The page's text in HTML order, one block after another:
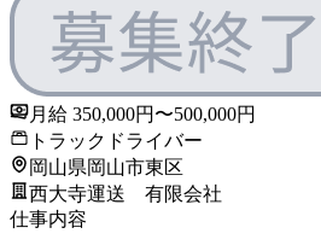
月給 350,000円〜500,000円
トラックドライバー
岡山県岡山市東区
西大寺運送 有限会社
仕事内容